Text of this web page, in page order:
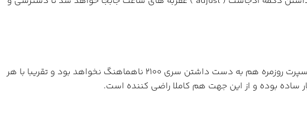
همانطور که گفتیم با توجه به ابعاد و ضخامت سری 2100 در میان جی شاک ها یک سر و گردن بالاتر است. حتی با با استایل های غیر اسپرت روزمره هم به دست داشتن سری 2100 ناهماهنگ نخواهد بود و تقریبا با هر
ساده بوده و از این جهت هم کاملا راضی کننده است.